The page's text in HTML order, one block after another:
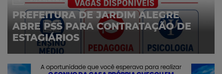
PREFEITURA DE JARDIM ALEGRE
ABRE PSS PARA CONTRATAÇÃO DE
ESTAGIÁRIOS